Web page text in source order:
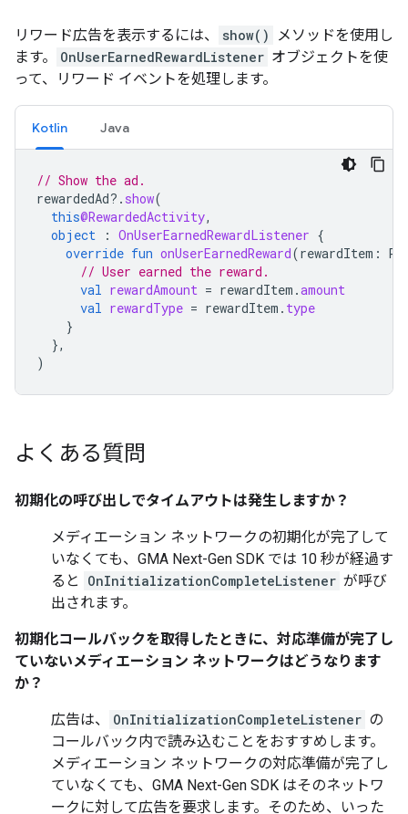
リワード広告を表示するには、 show()
メソッドを使用し
ます。
OnUserEarnedRewardListener オブジェクトを使
って、リワード イベントを処理します。
Kotlin Java
// Show the ad.
rewardedAd?. show(
this@RewardedActivity,
object
: OnUserEarnedRewardListener {
override fun onUserEarnedReward(rewardItem :
// User earned the reward.
val rewardAmount = rewardItem .amount
val rewardType = rewardItem . type
}
},
)
よくある質問
初期化の呼び出しでタイムアウトは発生しますか？
メディエーション ネットワークの初期化が完了して
いなくても、 GMA Next-Gen SDK では 10 秒が経過す
ると
OnInitializationCompleteListener が呼び
出されます。
初期化コールバックを取得したときに、対応準備が完了し
ていないメディエーション ネットワークはどうなります
か？
広告は、 OnInitializationCompleteListener の
コールバック内で読み込むことをおすすめします。
メディエーション ネットワークの対応準備が完了し
ていなくても、 GMA Next-Gen SDK はそのネットワ
ークに対して広告を要求します。そのため、いった